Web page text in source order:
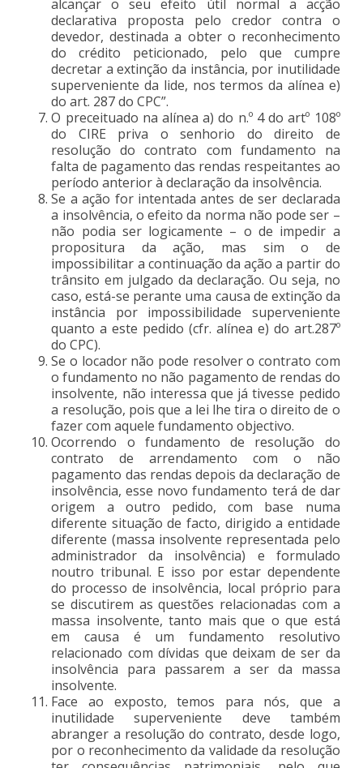
alcançar o seu efeito útil normal a acção
declarativa proposta pelo credor contra o
devedor, destinada a obter o reconhecimento
do crédito peticionado, pelo que cumpre
decretar a extinção da instância, por inutilidade
superveniente da lide, nos termos da alínea e)
do art. 287 do CPC”.
O preceituado na alínea a) do n.º 4 do artº 108º
do CIRE priva o senhorio do direito de
resolução do contrato com fundamento na
falta de pagamento das rendas respeitantes ao
período anterior à declaração da insolvência.
Se a ação for intentada antes de ser declarada
a insolvência, o efeito da norma não pode ser –
não podia ser logicamente – o de impedir a
propositura da ação, mas sim o de
impossibilitar a continuação da ação a partir do
trânsito em julgado da declaração. Ou seja, no
caso, está-se perante uma causa de extinção da
instância por impossibilidade superveniente
quanto a este pedido (cfr. alínea e) do art.287º
do CPC).
Se o locador não pode resolver o contrato com
o fundamento no não pagamento de rendas do
insolvente, não interessa que já tivesse pedido
a resolução, pois que a lei lhe tira o direito de o
fazer com aquele fundamento objectivo.
Ocorrendo o fundamento de resolução do
contrato de arrendamento com o não
pagamento das rendas depois da declaração de
insolvência, esse novo fundamento terá de dar
origem a outro pedido, com base numa
diferente situação de facto, dirigido a entidade
diferente (massa insolvente representada pelo
administrador da insolvência) e formulado
noutro tribunal. E isso por estar dependente
do processo de insolvência, local próprio para
se discutirem as questões relacionadas com a
massa insolvente, tanto mais que o que está
em causa é um fundamento resolutivo
relacionado com dívidas que deixam de ser da
insolvência para passarem a ser da massa
insolvente.
Face ao exposto, temos para nós, que a
inutilidade superveniente deve também
abranger a resolução do contrato, desde logo,
por o reconhecimento da validade da resolução